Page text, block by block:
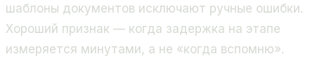
шаблоны документов исключают ручные ошибки.
Хороший признак — когда задержка на этапе
измеряется минутами, а не «когда вспомню».